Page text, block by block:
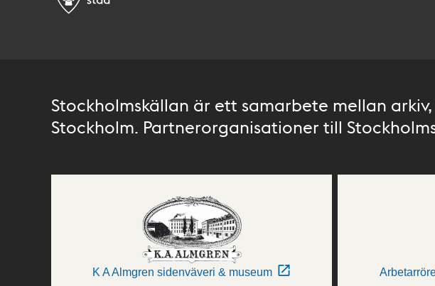
Stockholmskällan är ett samarbete mellan
Stockholm. Partnerorganisationer till
K A Almgren sidenväveri & museum